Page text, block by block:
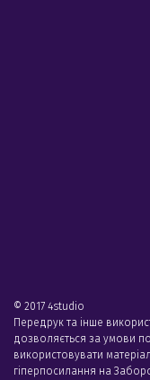
© 2017 4studio
Передрук та інше
дозволяється за умови
використовувати
гіперпосилання на